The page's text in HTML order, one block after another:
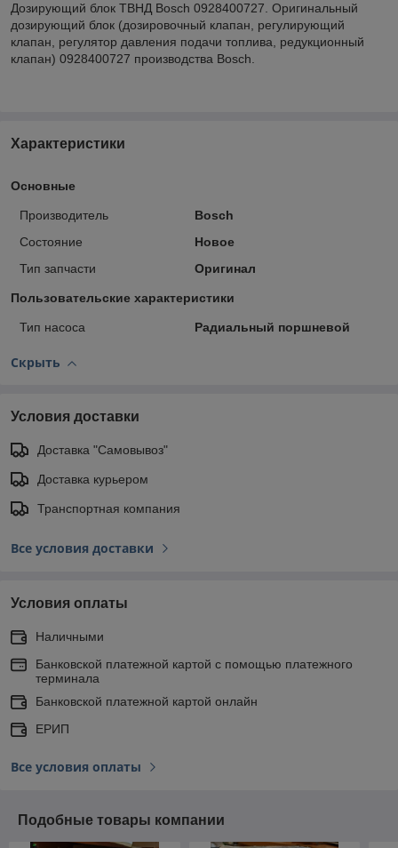
Дозирующий блок ТВНД Bosch 0928400727. Оригинальный
дозирующий блок (дозировочный клапан, регулирующий
клапан, регулятор давления подачи топлива, редукционный
клапан) 0928400727 производства Bosch.
Характеристики
Основные
Производитель
Bosch
Состояние
Новое
Тип запчасти
Оригинал
Пользовательские характеристики
Тип насоса Радиальный поршневой
Скрыть
Условия доставки
Доставка "Самовывоз"
Доставка курьером
Транспортная компания
Все условия доставки
Условия оплаты
Наличными
Банковской платежной картой с помощью платежного
терминала
Банковской платежной картой онлайн
ЕРИП
Все условия оплаты
Подобные товары компании